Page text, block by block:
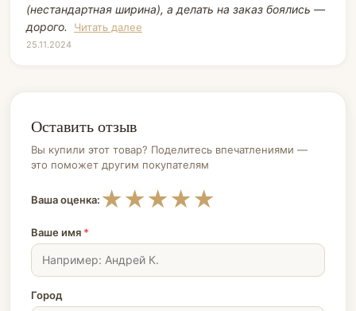
(нестандартная ширина), а делать на заказ боялись —
дорого.
Читать далее
25.11.2024
Оставить отзыв
Вы купили этот товар? Поделитесь впечатлениями —
это поможет другим покупателям
Ваша оценка: ★
★
★
★
★
Ваше имя *
Город